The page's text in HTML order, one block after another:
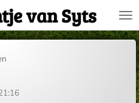
van Syts